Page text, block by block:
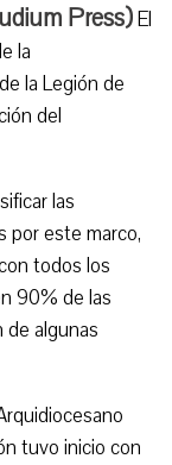
Press)El
la
la Legión de
del
las
por este marco,
todos los
90% de las
de algunas
tuvo inicio con